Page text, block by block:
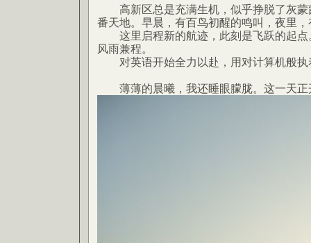
高新区总是充满生机，似乎挣脱了灰蒙
番天地。早晨，有百鸟初醒的鸣叫，夜里
这里启程新的航迹，此刻是飞跃的起点
风雨兼程。
对英语开始全力以赴，用对计算机般执
薄薄的晨曦，我还睡眼朦胧。这一天正